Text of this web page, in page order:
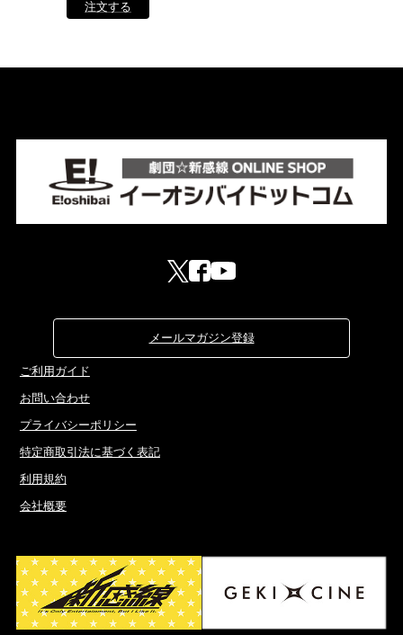
メールマガジン登録
ご利用ガイド
お問い合わせ
プライバシーポリシー
特定商取引法に基づく表記
利用規約
会社概要